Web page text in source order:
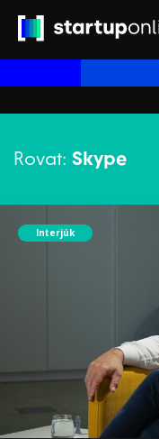
Rovat: Skype
Interjúk